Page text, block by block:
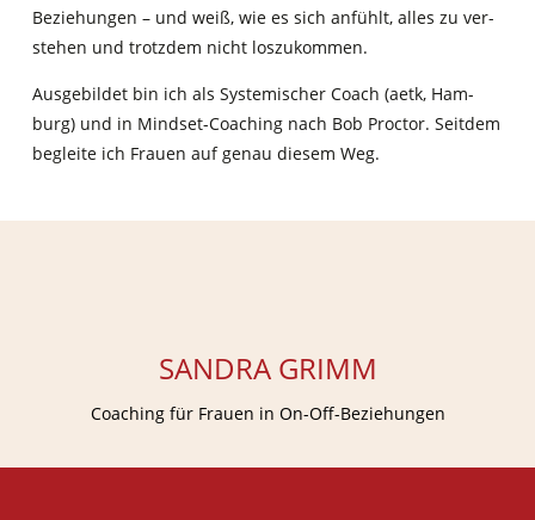
Bezie­hun­gen – und weiß, wie es sich anfühlt, alles zu ver­
ste­hen und trotz­dem nicht loszukommen.
Aus­ge­bil­det bin ich als Sys­te­mi­scher Coach (aetk, Ham­
burg) und in Mind­set-Coa­ching nach Bob Proc­tor. Seit­dem
beglei­te ich Frau­en auf genau die­sem Weg.
SAN­DRA GRIMM
Coa­ching für Frau­en in On-Off-Beziehungen